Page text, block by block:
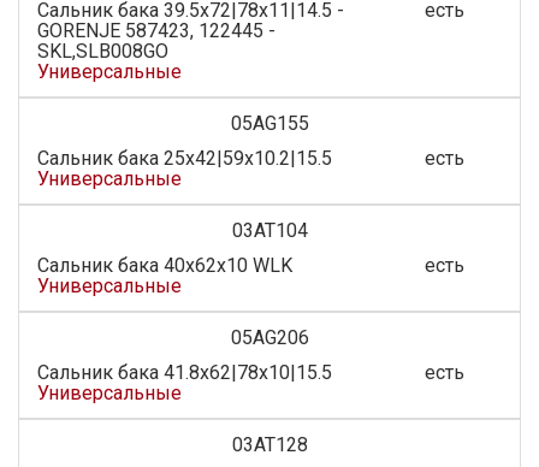
Сальник бака 39.5x72|78x11|14.5 -
GORENJE 587423, 122445 -
SKL,SLB008GO
Универсальные
есть
05AG155
Сальник бака 25х42|59х10.2|15.5
Универсальные
есть
03AT104
Сальник бака 40x62x10 WLK
Универсальные
есть
05AG206
Сальник бака 41.8х62|78х10|15.5
Универсальные
есть
03AT128